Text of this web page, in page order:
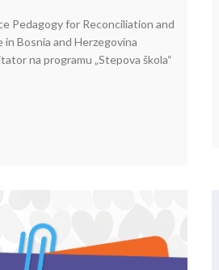
Pedagogy for Reconciliation and
Bosnia and Herzegovina
na programu „Stepova škola“